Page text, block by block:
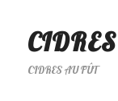
CIDRES AU FÛT